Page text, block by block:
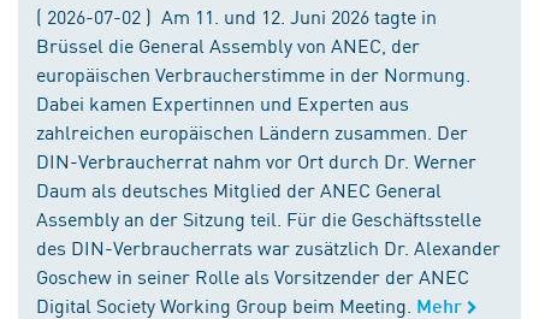
( 2026-07-02 ) Am 11. und 12. Juni 2026 tagte in
Brüssel die General Assembly von ANEC, der
europäischen Verbraucherstimme in der Normung.
Dabei kamen Expertinnen und Experten aus
zahlreichen europäischen Ländern zusammen. Der
DIN-Verbraucherrat nahm vor Ort durch Dr. Werner
Daum als deutsches Mitglied der ANEC General
Assembly an der Sitzung teil. Für die Geschäftsstelle
des DIN-Verbraucherrats war zusätzlich Dr. Alexander
Goschew in seiner Rolle als Vorsitzender der ANEC
Digital Society Working Group beim Meeting. Mehr